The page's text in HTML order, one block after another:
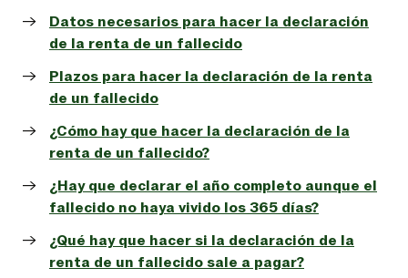
Datos necesarios para hacer la declaración
de la renta de un fallecido
Plazos para hacer la declaración de la renta
de un fallecido
¿Cómo hay que hacer la declaración de la
renta de un fallecido?
¿Hay que declarar el año completo aunque el
fallecido no haya vivido los 365 días?
¿Qué hay que hacer si la declaración de la
renta de un fallecido sale a pagar?